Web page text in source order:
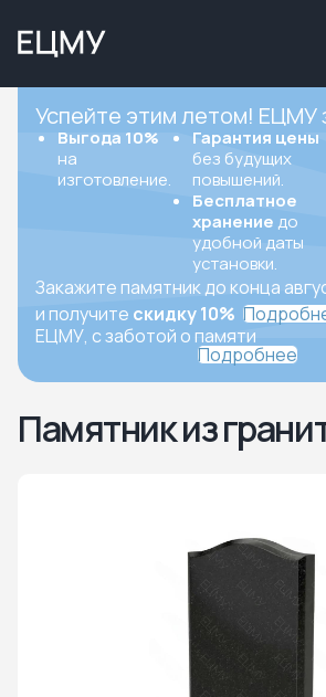
Успейте этим летом! ЕЦМУ
Выгода 10%
на
изготовление.
Гарантия цены
без будущих
повышений.
Бесплатное
хранение до
удобной даты
установки.
Закажите памятник до конца
и получите скидку 10%
ЕЦМУ, с заботой о памяти
Подробнее
Памятник из